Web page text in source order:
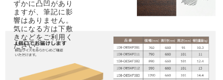
ずかに凸凹があり
ますが、筆記に影
響はありません。
気になる方は下敷
きなどをご利用く
ださい。